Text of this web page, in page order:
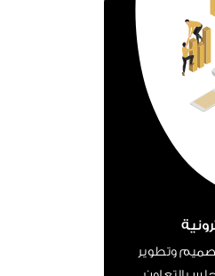
وتطوير